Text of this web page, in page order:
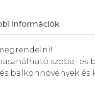
információk
szoba- és
balkonnövények és